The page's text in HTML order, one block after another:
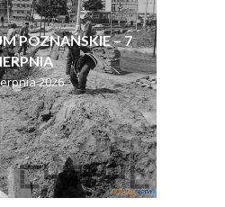
POZNAŃSKIE – 7
2026